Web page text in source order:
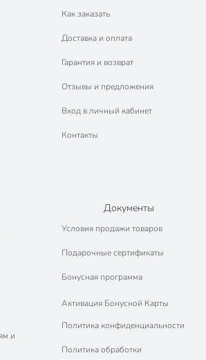
на сайте интернет-гипермаркета или
распродажи каждый день!
продукция. Интернет-гипермаркет
представитель ведущих мировых
Как заказать
Доставка и оплата
Гарантия и возврат
Отзывы и предложения
Вход в личный кабинет
Контакты
и
Документы
Условия продажи товаров
Подарочные сертификаты
Бонусная программа
Активация Бонусной Карты
Политика конфиденциальности
Политика обработки